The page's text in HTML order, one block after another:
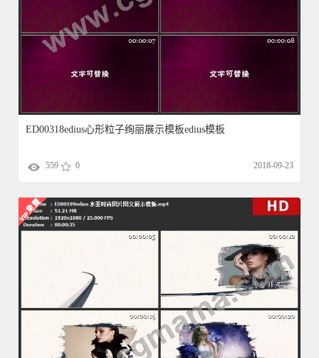
ED00318edius心形粒子绚丽展示模板edius模板
559 0 2018-09-23